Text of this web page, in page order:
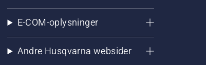
E-COM-oplysninger
Andre Husqvarna websider